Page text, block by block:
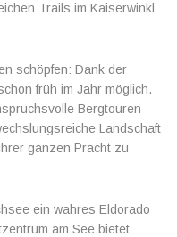
Trails im Kaiserwinkl
schöpfen: Dank der
früh im Jahr möglich.
Bergtouren –
Landschaft
ganzen Pracht zu
ein wahres Eldorado
am See bietet